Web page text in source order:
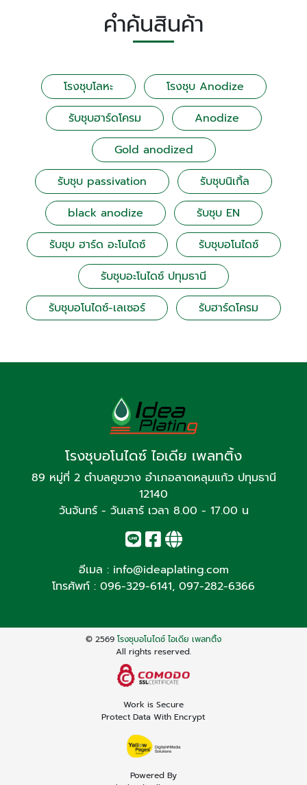
คำค้นสินค้า
โรงชุบโลหะ
โรงชุบ Anodize
รับชุบฮาร์ดโครม
Anodize
Gold anodized
รับชุบ passivation
รับชุบนิเกิ้ล
black anodize
รับชุบ EN
รับชุบ ฮาร์ด อะโนไดซ์
รับชุบอโนไดซ์
รับชุบอะโนไดซ์ ปทุมธานี
รับชุบอโนไดซ์-เลเซอร์
รับฮาร์ดโครม
โรงชุบอโนไดซ์ ไอเดีย เพลทติ้ง
89 หมู่ที่ 2 ตำบลคูขวาง อำเภอลาดหลุมแก้ว ปทุมธานี
12140
วันจันทร์ - วันเสาร์ เวลา 8.00 - 17.00 น
อีเมล : info@ideaplating.com
โทรศัพท์ : 096-329-6141, 097-282-6366
© 2569 โรงชุบอโนไดซ์ ไอเดีย เพลทติ้ง
All rights reserved.
Work is Secure
Protect Data With Encrypt
Powered By